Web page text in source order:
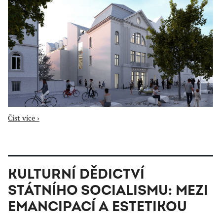
Číst více ›
KULTURNÍ DĚDICTVÍ
STÁTNÍHO SOCIALISMU: MEZI
EMANCIPACÍ A ESTETIKOU